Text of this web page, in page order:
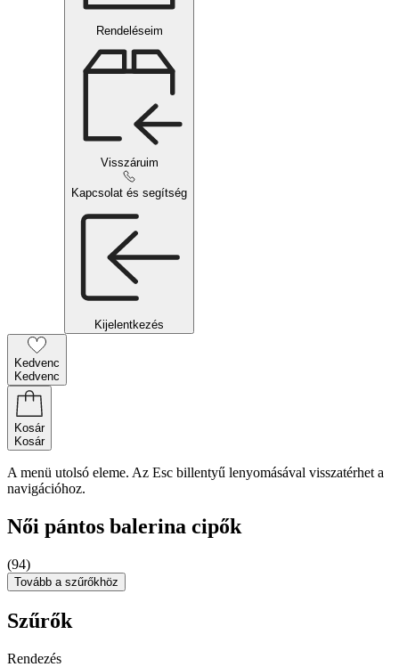
Rendeléseim
Visszáruim
Kapcsolat és segítség
Kijelentkezés
Kedvenc
Kedvenc
Kosár
Kosár
A menü utolsó eleme. Az Esc billentyű lenyomásával visszatérhet a
navigációhoz.
Női pántos balerina cipők
(94)
Tovább a szűrőkhöz
Szűrők
Rendezés